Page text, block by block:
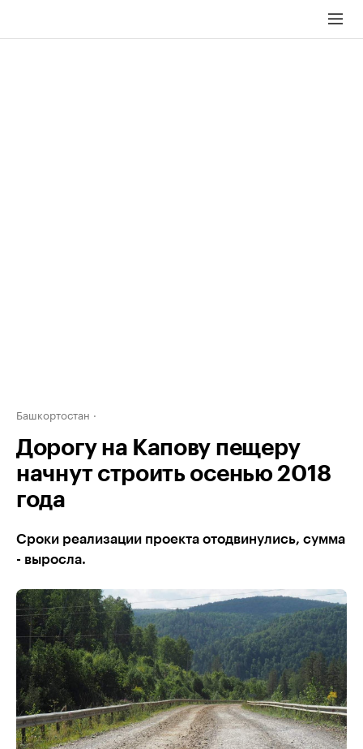
Башкортостан
Дорогу на Капову пещеру
начнут строить осенью 2018
года
Сроки реализации проекта отодвинулись, сумма
- выросла.